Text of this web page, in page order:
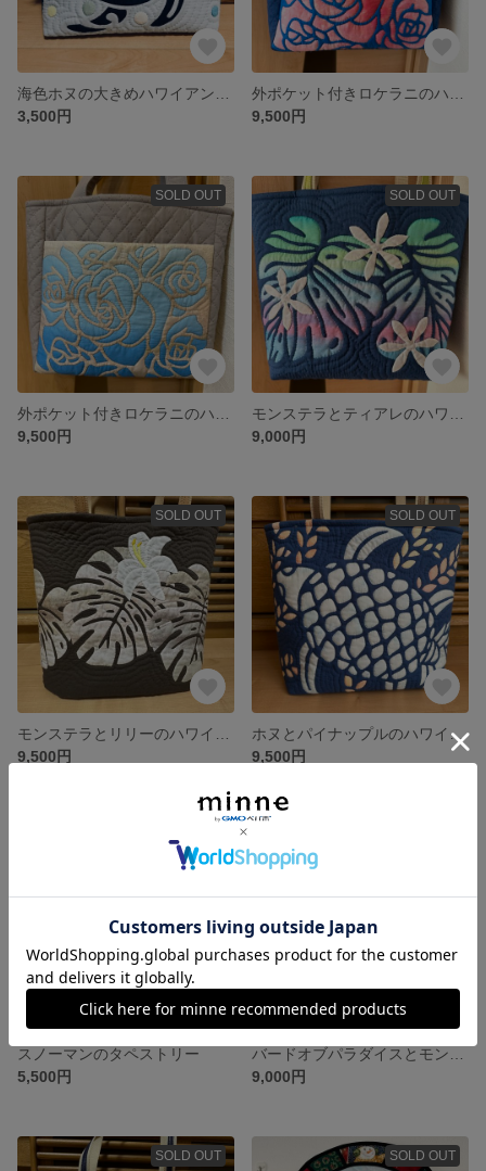
3,500円
9,500円
SOLD OUT
9,500円
SOLD OUT
9,000円
SOLD OUT
9,500円
SOLD OUT
ホヌとパイナップルのハワイアンキルトバッグ
9,500円
スノーマンのタペストリー
5,500円
9,000円
SOLD OUT SOLD OUT